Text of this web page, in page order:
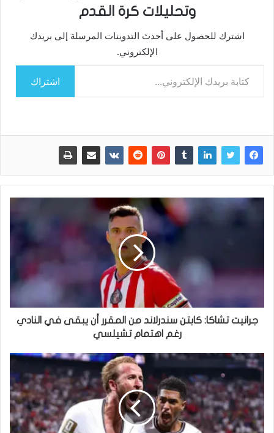
وتحليلات كرة القدم
اشترك للحصول على أحدث التدوينات المرسلة إلى بريدك
الإلكتروني.
كتابة بريدك الإلكتروني...
اشتراك
جرانيت تشاكا: كابتن سندرلاند من المقرر أن يبقى في النادي
رغم اهتمام تشيلسي